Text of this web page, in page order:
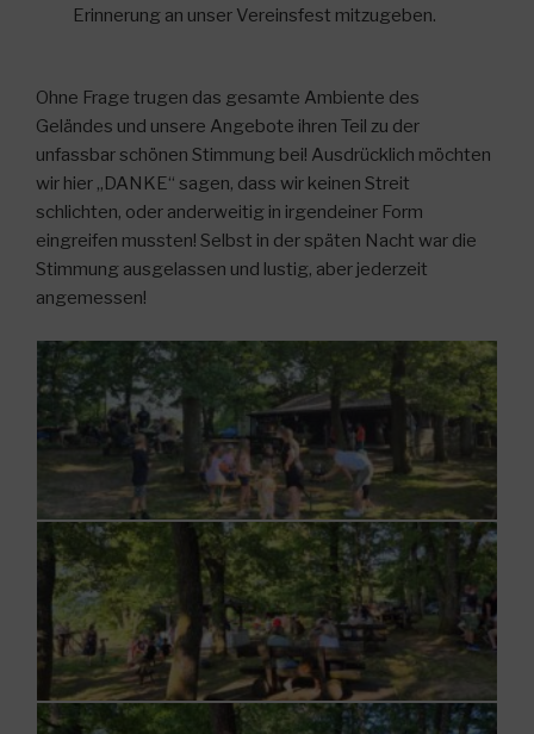
Erinnerung an unser Vereinsfest mitzugeben.
Ohne Frage trugen das gesamte Ambiente des
Geländes und unsere Angebote ihren Teil zu der
unfassbar schönen Stimmung bei! Ausdrücklich möchten
wir hier „DANKE“ sagen, dass wir keinen Streit
schlichten, oder anderweitig in irgendeiner Form
eingreifen mussten! Selbst in der späten Nacht war die
Stimmung ausgelassen und lustig, aber jederzeit
angemessen!